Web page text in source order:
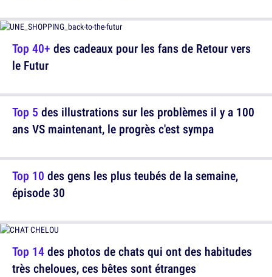
Top 40+ des cadeaux pour les fans de Retour vers
le Futur
Top 10 des gens les plus teubés de la semaine,
épisode 30
Top 5 des illustrations sur les problèmes il y a 100
ans VS maintenant, le progrès c'est sympa
Top 14des photos de chats qui ont des habitudes
très cheloues, ces bêtes sont étranges